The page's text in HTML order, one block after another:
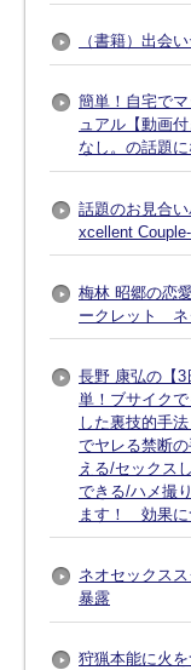
（書籍）出会
簡単！自宅で
ュアル【動画
なし。の話題
話題のお見合
xcellent
梅林 昭郷の恋
ークレット ネ
長野 康弘の【
単！ブサイク
した裏技的手
でヤレる禁断
える/セックス
できる/ハメ撮
ます！ 効果に
ネオセックス
暴露
狩猟本能に火